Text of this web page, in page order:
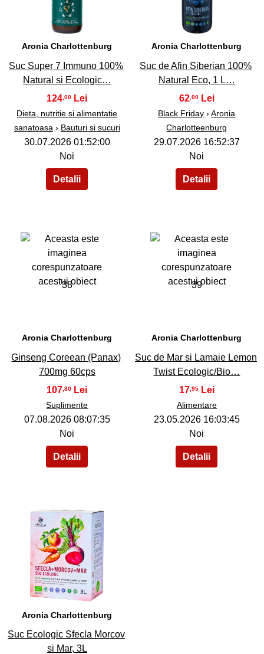
Aronia Charlottenburg
Suc Super 7 Immuno 100%
Natural si Ecologic…
124 ,00
Dieta, nutritie si alimentatie
sanatoasa› Bauturi si sucuri
30.07.2026 01:52:00
Noi
Aronia Charlottenburg
Suc de Afin Siberian 100%
Natural Eco, 1 L…
62 ,00
Black Friday ›Aronia
Charlotteenburg
29.07.2026 16:52:37
Noi
38
Aronia Charlottenburg
Ginseng Coreean (Panax)
700mg 60cps
107 ,80
Suplimente
07.08.2026 08:07:35
Noi
39
Aronia Charlottenburg
Suc de Mar si Lamaie Lemon
Twist Ecologic/Bio…
17,95
Alimentare
23.05.2026 16:03:45
Noi
40
Aronia Charlottenburg
Suc Ecologic Sfecla Morcov
si Mar, 3L